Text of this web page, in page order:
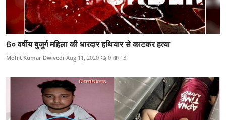
6० वर्षीय बुजुर्ग महिला की धारदार हथियार से काटकर हत्या
Mohit Kumar Dwivedi Aug 11, 2020 0 13